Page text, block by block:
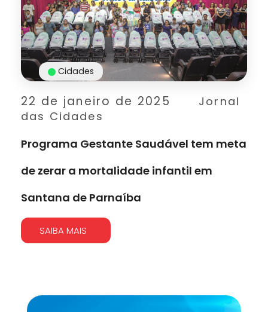
22 de janeiro de 2025
Jornal
das Cidades
Cidades
Programa Gestante Saudável tem meta
de zerar a mortalidade infantil em
Santana de Parnaíba
SAIBA MAIS